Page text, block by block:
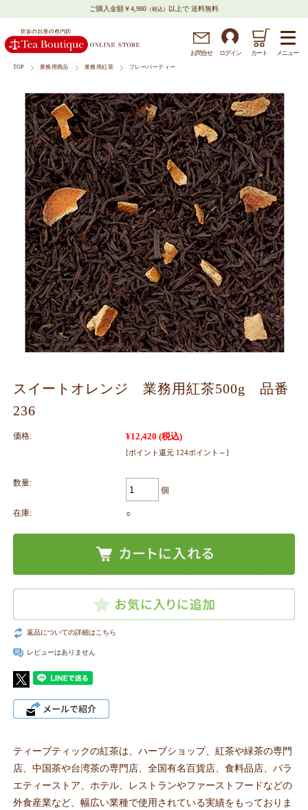
ご購入金額￥4,980 （税込） 以上で 送料無料
お問合せ ログイン カート メニュー
TOP 業務用商品 業務用紅茶 フレーバーティー
スイートオレンジ 業務用紅茶500g 品番
236
価格: ¥12,420 (税込)
[ポイント還元 124ポイント～]
数量:
個
在庫: ○
返品についての詳細はこちら
レビューはありません
ティーブティックの紅茶は、ハーブショップ、紅茶や緑茶の専門
店、中国茶や台湾茶の専門店、全国有名百貨店、食料品店、バラ
エティーストア、ホテル、レストランやファーストフードなどの
外食産業など、幅広い業種で使用されている実績をもっておりま